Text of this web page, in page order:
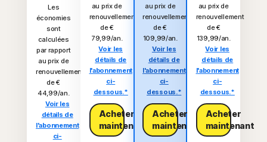
Les
économies
sont
calculées
par rapport
au prix de
renouvellement
de €
44,99/an.
Voir les
détails de
l'abonnement
ci-
au prix de
renouvellement
de €
79,99/an.
Voir les
détails de
l'abonnement
ci-
dessous.*
Acheter
maintenant​
au prix de
renouvellement
de €
109,99/an.
Voir les
détails de
l'abonnement
ci-
dessous.*
Acheter
maintenant​
au prix de
renouvellement
de €
139,99/an.
Voir les
détails de
l'abonnement
ci-
dessous.*
Acheter
maintenant​